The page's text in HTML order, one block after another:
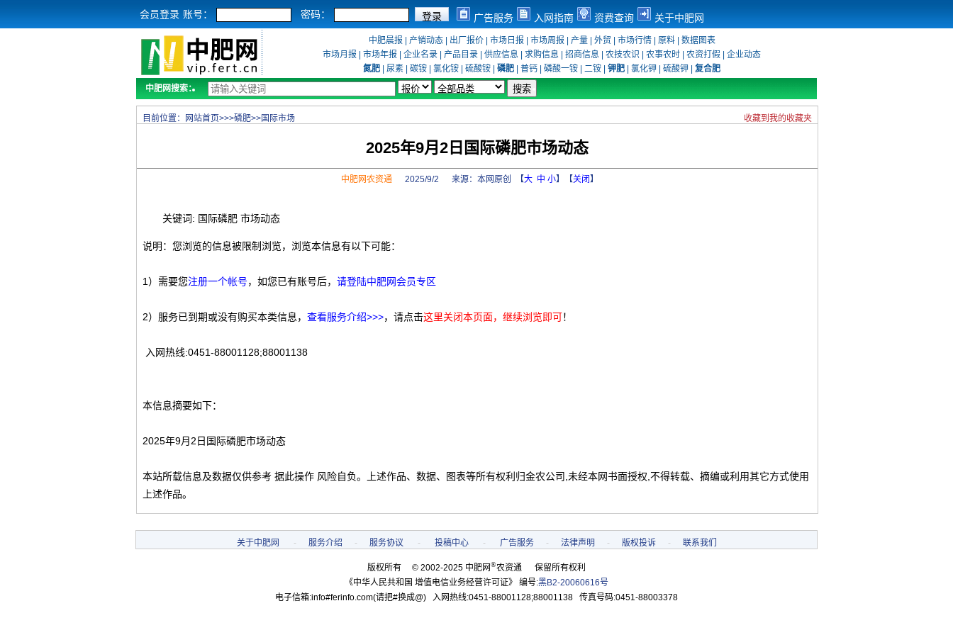
会员登录 账号： 密码： 广告服务 入网指南 资费查询 关于中肥网
中肥晨报 产销动态| 出厂报价| 市场日报 市场周报 产量| 外贸 市场行情| 原料| 数据图表
市场月报
市场年报 企业名录 产品目录 供应信息 求购信息 招商信息 农技农识 农事农时 农资打假
企业动态
氮肥
尿素 碳铵 氯化铵 硫酸铵 磷肥 普钙 磷酸一铵 二铵 钾肥 氯化钾 硫酸钾
复合肥
中肥网搜索：
目前位置： 网站首页>>>磷肥>>国际市场 收藏到我的收藏夹
2025年9月2日国际磷肥市场动态
中肥网农资通2025/9/2 来源： 本网原创 【大 中 小】【关闭】
关键词: 国际磷肥 市场动态
说明：您浏览的信息被限制浏览，浏览本信息有以下可能：
1）需要您注册一个帐号，如您已有账号后， 请登陆中肥网会员专区
2）服务已到期或没有购买本类信息， 查看服务介绍>>>，请点击这里关闭本页面，继续浏览即可！
入网热线:0451-88001128;88001138
本信息摘要如下：
2025年9月2日国际磷肥市场动态
本站所载信息及数据仅供参考 据此操作 风险自负。上述作品、数据、图表等所有权利归金农公司,未经本网书面授权,不得转载、摘编或利用其它方式使用
上述作品。
关于中肥网 - 服务介绍 - 服务协议 - 投稿中心 - 广告服务 - 法律声明 - 版权投诉 - 联系我们
版权所有 © 2002-2025 中肥网®农资通 保留所有权利
《中华人民共和国 增值电信业务经营许可证》 编号:黑B2-20060616号
电子信箱:info#ferinfo.com(请把#换成@) 入网热线:0451-88001128;88001138 传真号码:0451-88003378